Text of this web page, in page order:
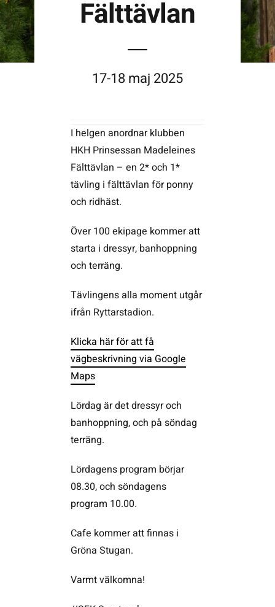
Profilprodukter
kuriosa
Dokument &
protokoll
Fälttävlan
17-18 maj 2025
I helgen anordnar klubben
HKH Prinsessan Madeleines
Fälttävlan – en 2* och 1*
tävling i fälttävlan för ponny
och ridhäst.
Över 100 ekipage kommer att
starta i dressyr, banhoppning
och terräng.
Tävlingens alla moment utgår
ifrån Ryttarstadion.
Klicka här för att få
vägbeskrivning via Google
Maps
Lördag är det dressyr och
banhoppning, och på söndag
terräng.
Lördagens program börjar
08.30, och söndagens
program 10.00.
Cafe kommer att finnas i
Gröna Stugan.
Varmt välkomna!